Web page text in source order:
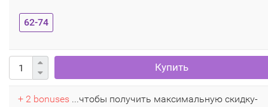
62-74
Купить
+ 2 bonuses ...чтобы получить максимальную скидку-